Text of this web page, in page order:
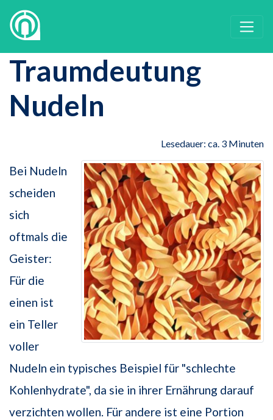
Traumdeutung
Nudeln
Lesedauer: ca. 3 Minuten
Bei Nudeln
scheiden
sich
oftmals die
Geister:
Für die
einen ist
ein Teller
voller
Nudeln ein typisches Beispiel für "schlechte
Kohlenhydrate", da sie in ihrer Ernährung darauf
verzichten wollen. Für andere ist eine Portion